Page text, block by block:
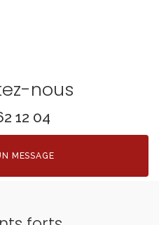
nous
12 04
MESSAGE